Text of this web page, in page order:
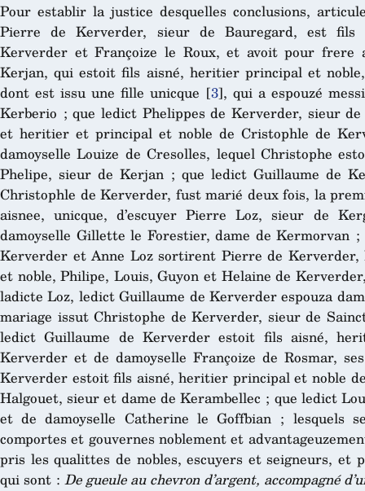
Pour establir la justice desquelles conclusions,
Pierre de Kerverder, sieur de Bauregard, est fils
Kerverder et Françoize le Roux, et avoit pour frere
Kerjan, qui estoit fils aisné, heritier principal et
dont est issu une fille unicque [3], qui a espouzé
Kerberio ; que ledict Phelippes de Kerverder, sieur
et heritier et principal et noble de Cristophle de
damoyselle Louize de Cresolles, lequel Christophe
Phelipe, sieur de Kerjan ; que ledict Guillaume de
Christophle de Kerverder, fust marié deux fois, la
aisnee, unicque, d’escuyer Pierre Loz, sieur de
damoyselle Gillette le Forestier, dame de Kermorvan
Kerverder et Anne Loz sortirent Pierre de
et noble, Philipe, Louis, Guyon et Helaine de
ladicte Loz, ledict Guillaume de Kerverder espouza
mariage issut Christophe de Kerverder, sieur de
ledict Guillaume de Kerverder estoit fils aisné,
Kerverder et de damoyselle Françoize de Rosmar,
Kerverder estoit fils aisné, heritier principal et noble
Halgouet, sieur et dame de Kerambellec ; que ledict
et de damoyselle Catherine le Goffbian ; lesquels
comportes et gouvernes noblement et
pris les qualittes de nobles, escuyers et seigneurs, et
qui sont : De gueule au chevron d’argent, accompagné